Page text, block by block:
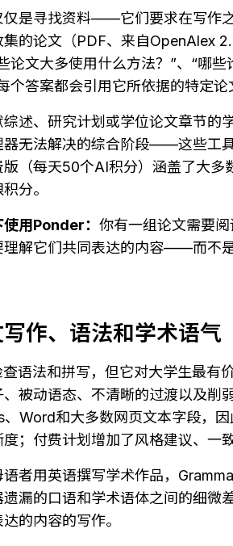
仅是寻找资料——它们要求在写作
集的论文（PDF、来自OpenAlex
论文大多使用什么方法？”、“哪
个答案都会引用它所依据的特定论
综述、研究计划或学位论文章节
器无法解决的综合阶段——这些工
版（每天50个AI积分）涵盖了大
分。
用Ponder： 你有一组论文需要
理解它们共同表达的内容——而不
作、语法和学术语气
查语法和拼写，但它对大学生最
被动语态、不清晰的过渡以及削
Word和大多数网页文本字段，
；付费计划增加了风格建议、一
语者用英语撰写学术作品，
漏的口语和学术语体之间的细微
的内容的写作。